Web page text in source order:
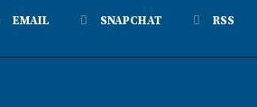
EMAIL SNAPCHAT RSS